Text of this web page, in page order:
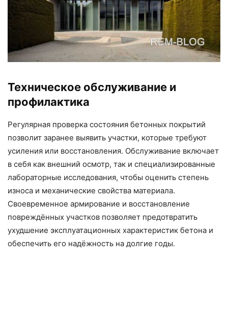
Техническое обслуживание и
профилактика
Регулярная проверка состояния бетонных покрытий
позволит заранее выявить участки, которые требуют
усиления или восстановления. Обслуживание включает
в себя как внешний осмотр, так и специализированные
лабораторные исследования, чтобы оценить степень
износа и механические свойства материала.
Своевременное армирование и восстановление
повреждённых участков позволяет предотвратить
ухудшение эксплуатационных характеристик бетона и
обеспечить его надёжность на долгие годы.